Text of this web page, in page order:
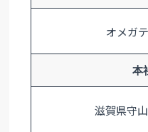
オメガ
本
滋賀県守